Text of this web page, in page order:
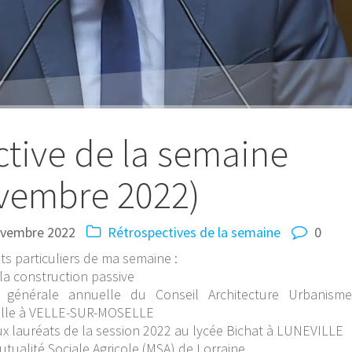
de la semaine
2022)
2022 Rétrospectives de la semaine
0
particuliers de ma semaine :
construction passive
annuelle du Conseil Architecture Urbanisme
à VELLE-SUR-MOSELLE
lauréats de la session 2022 au lycée Bichat à LUNEVILLE